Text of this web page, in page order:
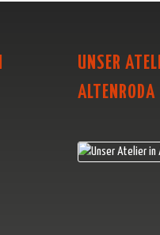
UNSER
ALTENRODA